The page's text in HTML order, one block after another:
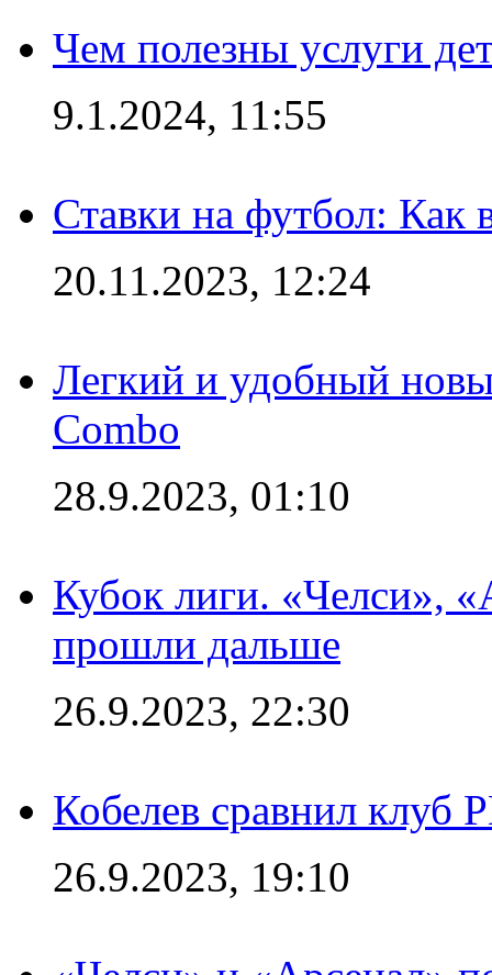
Чем полезны услуги
9.1.2024, 11:55
Ставки на футбол: Как
20.11.2023, 12:24
Легкий и удобный
Combo
28.9.2023, 01:10
Кубок лиги. «Челси»,
прошли дальше
26.9.2023, 22:30
Кобелев сравнил клуб
26.9.2023, 19:10